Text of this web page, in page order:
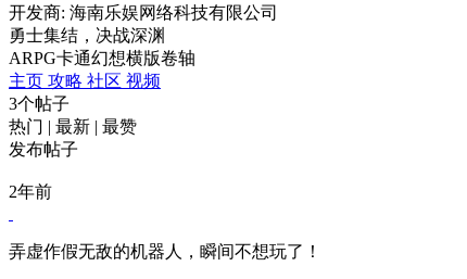
开发商: 海南乐娱网络科技有限公司
勇士集结，决战深渊
ARPG卡通幻想横版卷轴
主页 攻略 社区 视频
3个帖子
热门 | 最新 | 最赞
发布帖子
2年前
弄虚作假无敌的机器人，瞬间不想玩了！